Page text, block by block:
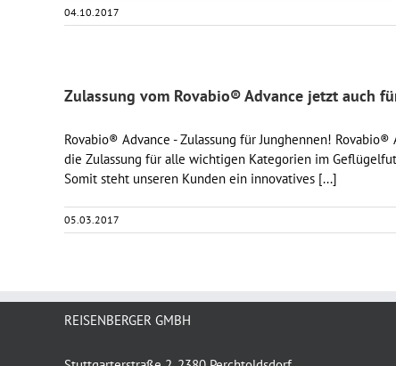
04.10.2017
Zulassung vom Rovabio® Advance jetzt auch
Rovabio® Advance - Zulassung für Junghennen!
die Zulassung für alle wichtigen Kategorien im
Somit steht unseren Kunden ein innovatives [...]
05.03.2017
REISENBERGER GMBH